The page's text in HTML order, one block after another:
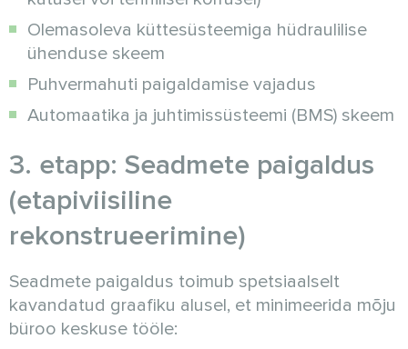
Olemasoleva küttesüsteemiga hüdraulilise
ühenduse skeem
Puhvermahuti paigaldamise vajadus
Automaatika ja juhtimissüsteemi (BMS) skeem
3. etapp: Seadmete paigaldus
(etapiviisiline
rekonstrueerimine)
Seadmete paigaldus toimub spetsiaalselt
kavandatud graafiku alusel, et minimeerida mõju
büroo keskuse tööle: